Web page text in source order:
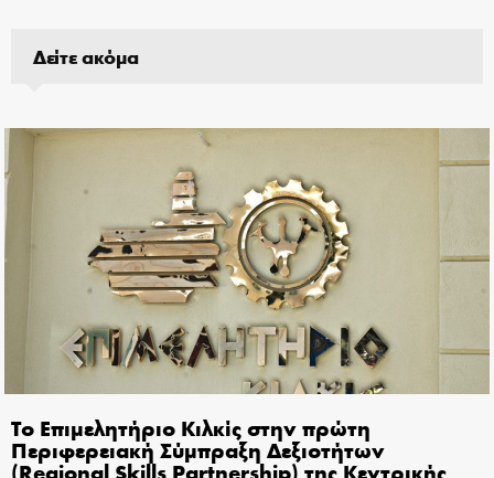
Δείτε ακόμα
Το Επιμελητήριο Κιλκίς στην πρώτη
Περιφερειακή Σύμπραξη Δεξιοτήτων
(Regional Skills Partnership) της Κεντρικής